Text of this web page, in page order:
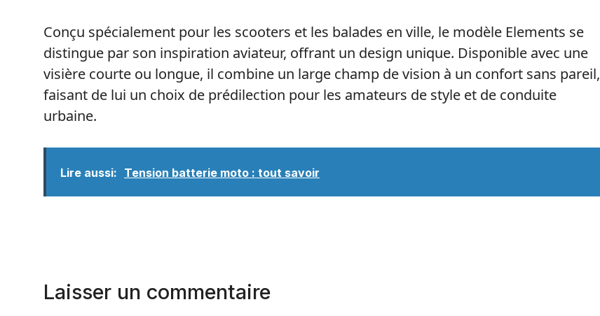
Conçu spécialement pour les scooters et les balades en ville, le modèle Elements se
distingue par son inspiration aviateur, offrant un design unique. Disponible avec une
visière courte ou longue, il combine un large champ de vision à un confort sans pareil,
faisant de lui un choix de prédilection pour les amateurs de style et de conduite
urbaine.
Lire aussi: Tension batterie moto : tout savoir
Laisser un commentaire